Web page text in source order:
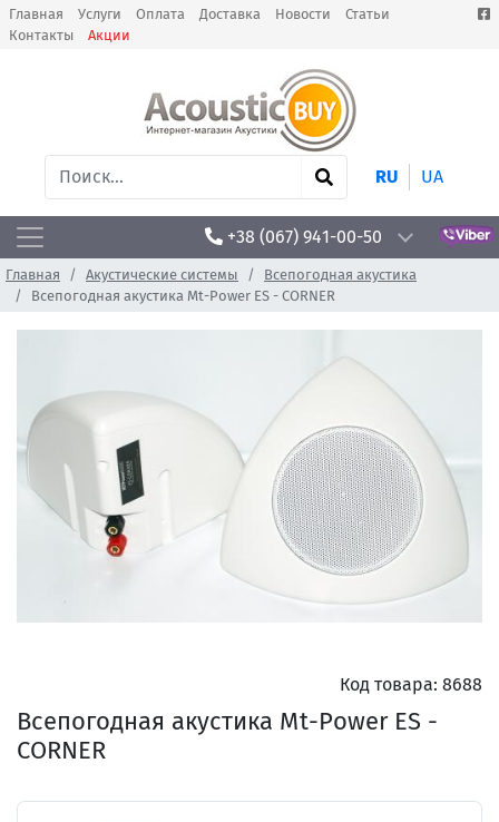
Главная Услуги Оплата Доставка Новости
Статьи
Контакты
Акции
RU UA
+38 (067) 941-00-50
Главная Акустические системы
Всепогодная акустика
Всепогодная акустика Mt-Power ES - CORNER
Код товара: 8688
Всепогодная акустика Mt-Power ES -
CORNER